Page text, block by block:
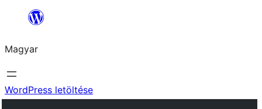
Ugrás
tartalomhoz
Magyar
WordPress letöltése